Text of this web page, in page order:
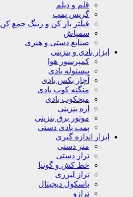
قلم و دیلم
گریس پمپ
فیلتر باز کن و رینگ جمع کن
سمپاش
صنایع دستی و هنری
ابزار بادی و بنزینی
کمپرسور هوا
پیستوله بادی
آچار بکس بادی
منگنه کوب بادی
میخکوب بادی
اره بنزینی
موتور برق بنزینی
پمپ بادی دستی
ابزار اندازه گیری
متر دستی
تراز دستی
خط کش و گونیا
تراز لیزری
باسکول دیجیتال
ترازو